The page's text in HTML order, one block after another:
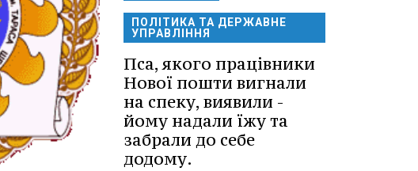
ПОЛІТИКА ТА ДЕРЖАВНЕ
УПРАВЛІННЯ
Пса, якого працівники
Нової пошти вигнали
на спеку, виявили -
йому надали їжу та
забрали до себе
додому.